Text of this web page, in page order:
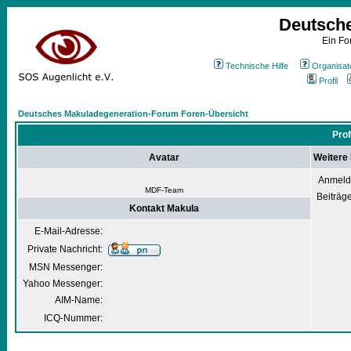
Ein
Technische Hilfe
Profil
Deutsches Makuladegeneration-Forum Foren-Übersicht
Avatar Weitere
MDF-Team
Kontakt Makula
E-Mail-Adresse:
Private Nachricht:
MSN Messenger:
Yahoo Messenger:
AIM-Name:
ICQ-Nummer: